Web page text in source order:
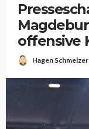
offensive
Hagen Schmelzer